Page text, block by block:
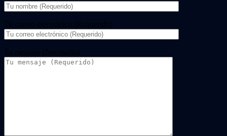
Tu correo electrónico (Requerido)
Tu mensaje (Necesario)